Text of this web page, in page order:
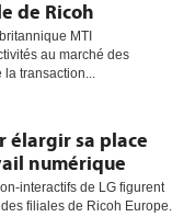
de Ricoh
MTI
au marché des
transaction...
élargir sa place
numérique
interactifs de LG figurent
filiales de Ricoh Europe.